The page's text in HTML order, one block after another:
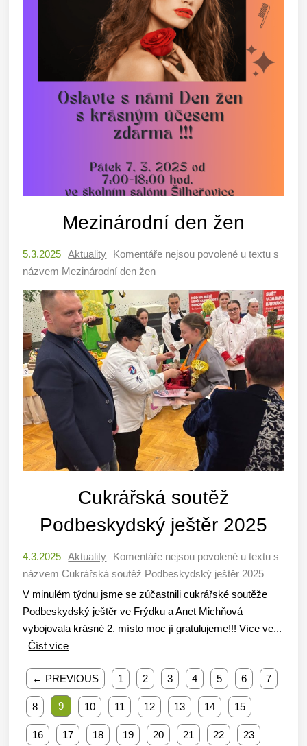
Mezinárodní den žen
5.3.2025 Aktuality Komentáře nejsou povolené u textu s
názvem Mezinárodní den žen
Cukrářská soutěž
Podbeskydský ještěr 2025
4.3.2025 Aktuality Komentáře nejsou povolené u textu s
názvem Cukrářská soutěž Podbeskydský ještěr 2025
V minulém týdnu jsme se zúčastnili cukrářské soutěže
Podbeskydský ještěr ve Frýdku a Anet Michňová
vybojovala krásné 2. místo moc jí gratulujeme!!! Více ve...
Číst více
← PREVIOUS 1 2 3 4 5 6 7
8 9 10 11 12 13 14 15
16 17 18 19 20 21 22 23